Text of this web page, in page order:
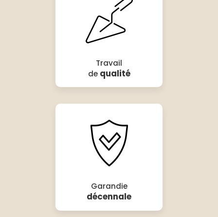
Travail
de qualité
Garandie
décennale